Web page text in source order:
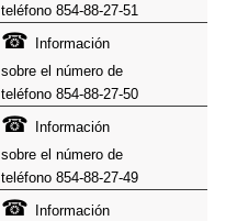
teléfono 854-88-27-51
☎
Información
sobre el número de
teléfono 854-88-27-50
☎
Información
sobre el número de
teléfono 854-88-27-49
☎
Información